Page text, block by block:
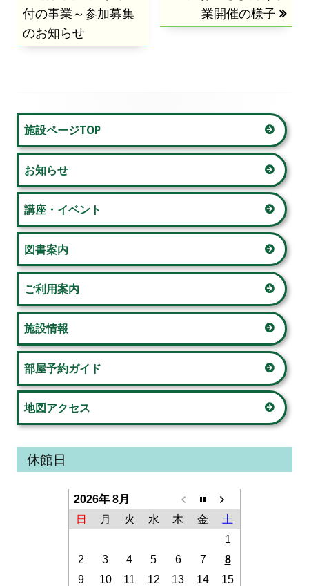
稿
ゲ
ー
シ
ョ
ン
の
記
事:
付の事業～参加募集
のお知らせ
記
業開催の様子
メ
イ
ン
サ
イ
ド
バ
ー
施設ページTOP
お知らせ
講座・イベント
図書案内
ご利用案内
施設情報
部屋予約ガイド
地図アクセス
休館日
2026年 8月
日
月 火 水 木 金
土
1
2
3 4 5 6 7
8
9
10 11 12 13 14
15